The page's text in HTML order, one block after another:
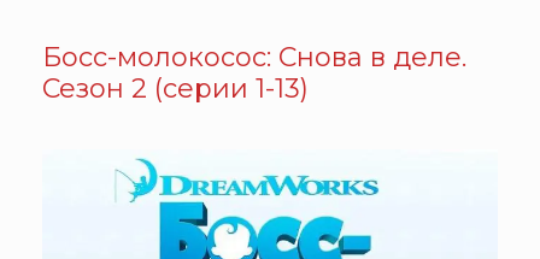
Босс-молокосос: Снова в деле.
Сезон 2 (серии 1-13)